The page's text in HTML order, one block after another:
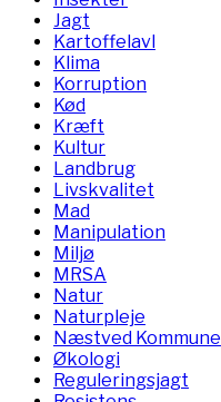
Jagt
Kartoffelavl
Klima
Korruption
Kød
Kræft
Kultur
Landbrug
Livskvalitet
Mad
Manipulation
Miljø
MRSA
Natur
Naturpleje
Næstved Kommune
Økologi
Reguleringsjagt